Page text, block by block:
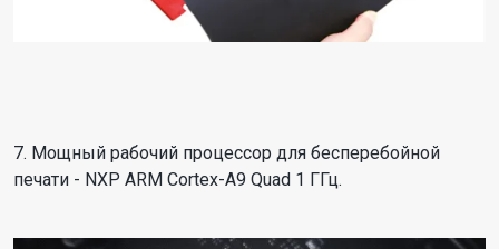
7. Мощный рабочий процессор для бесперебойной
печати - NXP ARM Cortex-A9 Quad 1 ГГц.